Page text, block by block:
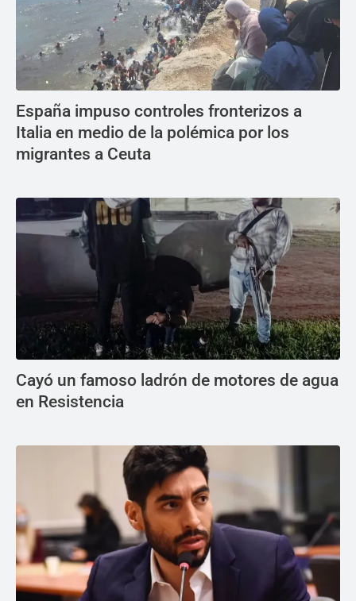
España impuso controles fronterizos a
Italia en medio de la polémica por los
migrantes a Ceuta
Cayó un famoso ladrón de motores de agua
en Resistencia